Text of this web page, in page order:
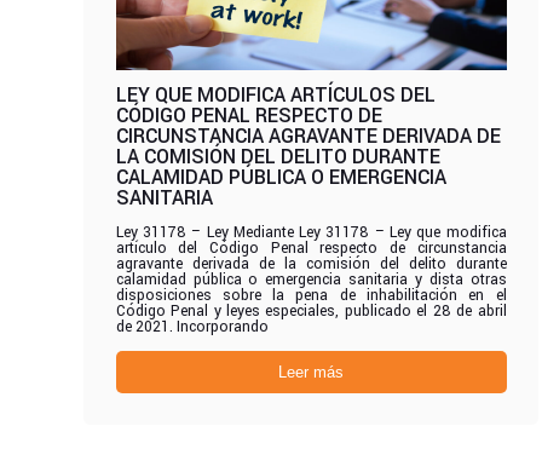
LEY QUE MODIFICA ARTÍCULOS DEL
CÓDIGO PENAL RESPECTO DE
CIRCUNSTANCIA AGRAVANTE DERIVADA DE
LA COMISIÓN DEL DELITO DURANTE
CALAMIDAD PÚBLICA O EMERGENCIA
SANITARIA
Ley 31178 – Ley Mediante Ley 31178 – Ley que modifica
artículo del Código Penal respecto de circunstancia
agravante derivada de la comisión del delito durante
calamidad pública o emergencia sanitaria y dista otras
disposiciones sobre la pena de inhabilitación en el
Código Penal y leyes especiales, publicado el 28 de abril
de 2021. Incorporando
Leer más